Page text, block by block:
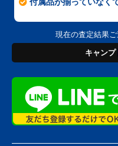
付属品が揃っていなく
現在の査定結果ご
キャンプ